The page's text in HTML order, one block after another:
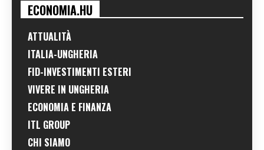
ECONOMIA.HU
ATTUALITÀ
ITALIA-UNGHERIA
FID-INVESTIMENTI ESTERI
VIVERE IN UNGHERIA
ECONOMIA E FINANZA
ITL GROUP
CHI SIAMO